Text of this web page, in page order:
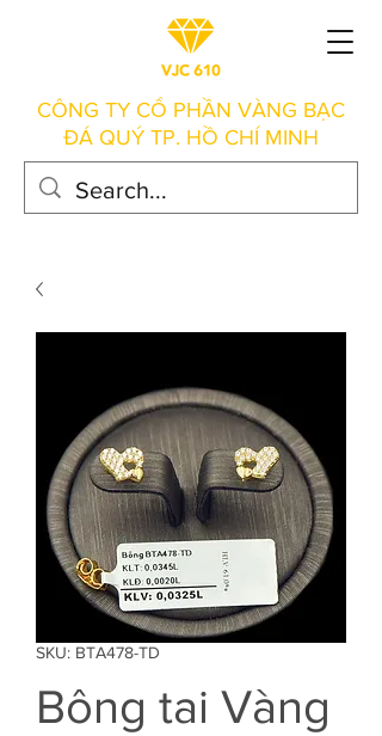
CÔNG TY CỔ PHẦN VÀNG BẠC
ĐÁ QUÝ TP. HỒ CHÍ MINH
SKU: BTA478-TD
Bông tai Vàng